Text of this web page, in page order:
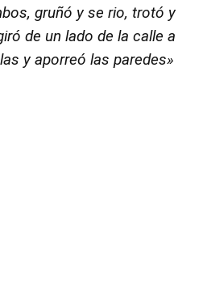
gruñó y se rio, trotó y
de un lado de la calle a
y aporreó las paredes»